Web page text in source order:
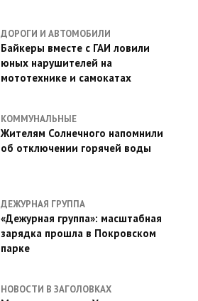
ДОРОГИ И АВТОМОБИЛИ
Байкеры вместе с ГАИ ловили
юных нарушителей на
мототехнике и самокатах
КОММУНАЛЬНЫЕ
Жителям Солнечного напомнили
об отключении горячей воды
ДЕЖУРНАЯ ГРУППА
«Дежурная группа»: масштабная
зарядка прошла в Покровском
парке
НОВОСТИ В ЗАГОЛОВКАХ